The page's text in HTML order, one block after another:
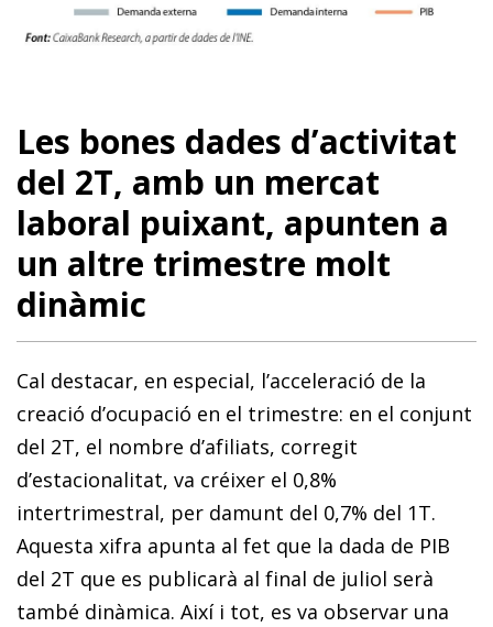
Les bones dades d’activitat
del 2T, amb un mercat
laboral puixant, apunten a
un altre trimestre molt
dinàmic
Cal destacar, en especial, l’acceleració de la
creació d’ocupació en el trimestre: en el conjunt
del 2T, el nombre d’afiliats, corregit
d’estacionalitat, va créixer el 0,8%
intertrimestral, per damunt del 0,7% del 1T.
Aquesta xifra apunta al fet que la dada de PIB
del 2T que es publicarà al final de juliol serà
també dinàmica. Així i tot, es va observar una